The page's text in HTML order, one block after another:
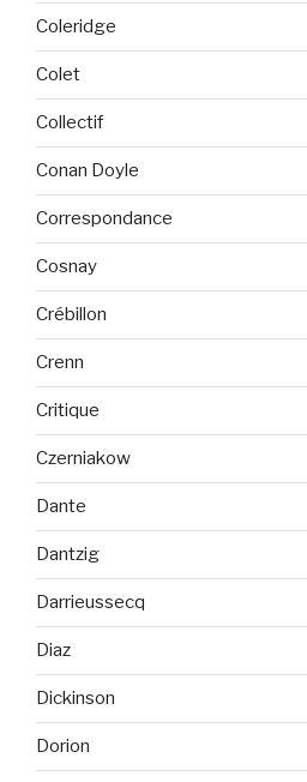
Coleridge
Colet
Collectif
Conan Doyle
Correspondance
Cosnay
Crébillon
Crenn
Critique
Czerniakow
Dante
Dantzig
Darrieussecq
Diaz
Dickinson
Dorion